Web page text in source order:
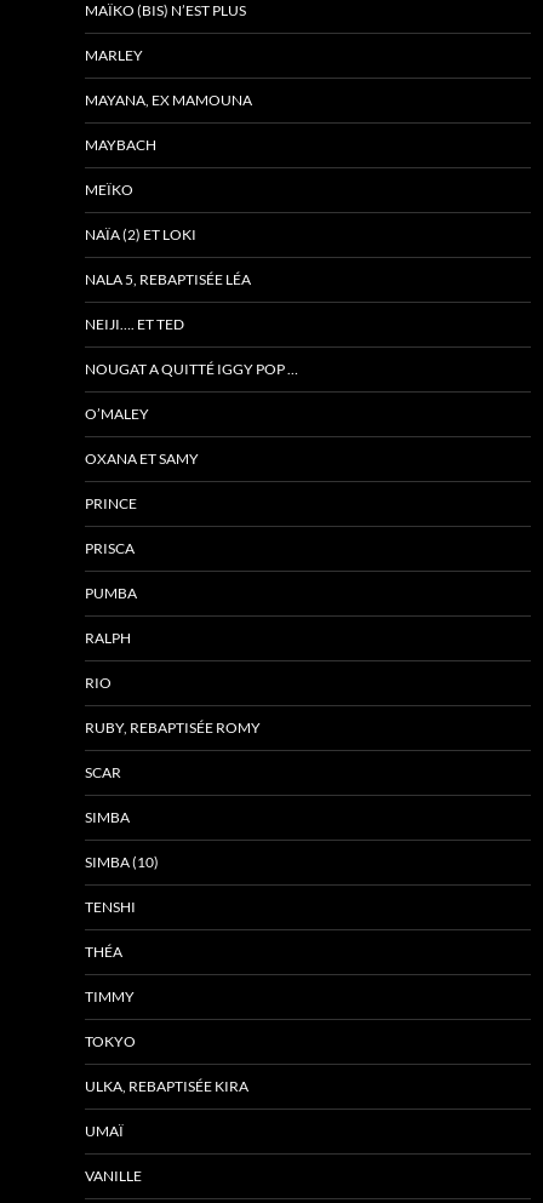
MAÏKO (BIS) N’EST PLUS
MARLEY
MAYANA, EX MAMOUNA
MAYBACH
MEÏKO
NAÏA (2) ET LOKI
NALA 5, REBAPTISÉE LÉA
NEIJI…. ET TED
NOUGAT A QUITTÉ IGGY POP …
O’MALEY
OXANA ET SAMY
PRINCE
PRISCA
PUMBA
RALPH
RIO
RUBY, REBAPTISÉE ROMY
SCAR
SIMBA
SIMBA (10)
TENSHI
THÉA
TIMMY
TOKYO
ULKA, REBAPTISÉE KIRA
UMAÏ
VANILLE